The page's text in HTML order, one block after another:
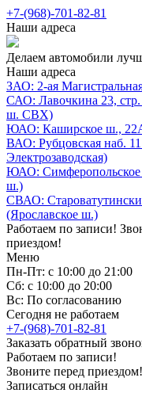
+7-(968)-701-82-81
Наши адреса
Делаем автомобили
Наши адреса
ЗАО: 2-ая
САО: Лавочкина 23, стр.
ш. СВХ)
ЮАО: Каширское ш.,
ВАО: Рубцовская наб.
Электрозаводская)
ЮАО: Симферопольское
ш.)
СВАО:
(Ярославское ш.)
Работаем по записи!
приездом!
Меню
Пн-Пт: с 10:00 до 21:00
Сб: с 10:00 до 20:00
Вс: По согласованию
Сегодня не работаем
+7-(968)-701-82-81
Заказать обратный
Работаем по записи!
Звоните перед приездом!
Записаться онлайн